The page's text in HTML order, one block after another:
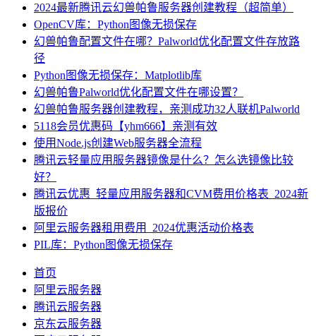
2024最新腾讯云幻兽帕鲁服务器创建教程（超简单）
OpenCV库：Python图像无损保存
幻兽帕鲁配置文件在哪？Palworld优化配置文件存放路
径
Python图像无损保存：Matplotlib库
幻兽帕鲁Palworld优化配置文件在哪设置？
幻兽帕鲁服务器创建教程，亲测成功32人联机Palworld
5118会员优惠码【yhm666】亲测有效
使用Node.js创建Web服务器全流程
腾讯云轻量应用服务器镜像是什么？怎么选镜像比较
好？
腾讯云优惠_轻量应用服务器和CVM费用价格表_2024新
版报价
阿里云服务器租用费用_2024优惠活动价格表
PIL库：Python图像无损保存
首页
阿里云服务器
腾讯云服务器
京东云服务器